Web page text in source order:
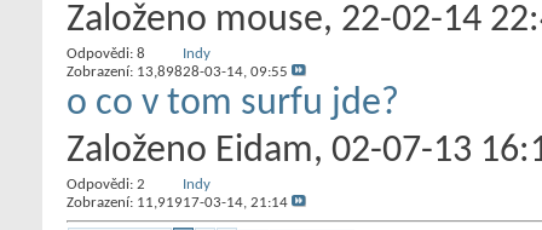
Založeno mouse‎, 22-02-14
Odpovědi: 8
Zobrazení: 13,898
Indy
28-03-14, 09:55
o co v tom surfu jde?
Založeno Eidam‎, 02-07-13
Odpovědi: 2
Zobrazení: 11,919
Indy
17-03-14, 21:14